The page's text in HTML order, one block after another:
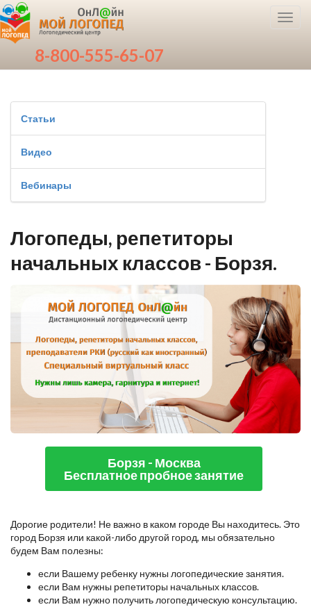
8-800-555-65-07
Статьи
Видео
Вебинары
Логопеды, репетиторы
начальных классов - Борзя.
Борзя - Москва
Бесплатное пробное занятие
Дорогие родители! Не важно в каком городе Вы находитесь. Это
город Борзя или какой-либо другой город, мы обязательно
будем Вам полезны:
если Вашему ребенку нужны логопедические занятия.
если Вам нужны репетиторы начальных классов.
если Вам нужно получить логопедическую консультацию.